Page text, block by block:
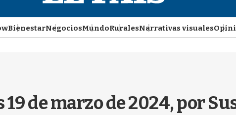
BienestarNegociosMundoRuralesNarrativas visuales
de marzo de 2024, por